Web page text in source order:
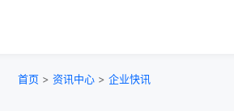
首页 > 资讯中心 > 企业快讯